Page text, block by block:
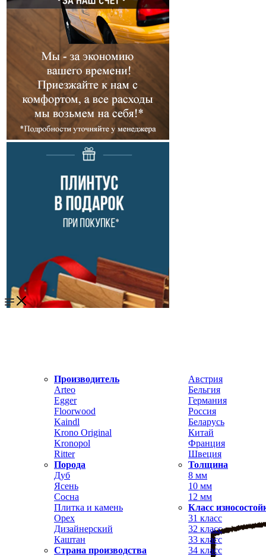
Производитель
Arteo
Egger
Floorwood
Kaindl
Krono Original
Kronopol
Ritter
Порода
Дуб
Ясень
Сосна
Плитка и камень
Орех
Дизайнерский
Каштан
Страна производства
Австрия
Бельгия
Германия
Россия
Беларусь
Китай
Франция
Швеция
Толщина
8 мм
10 мм
12 мм
Класс
31 класс
32 класс
33 класс
34 класс